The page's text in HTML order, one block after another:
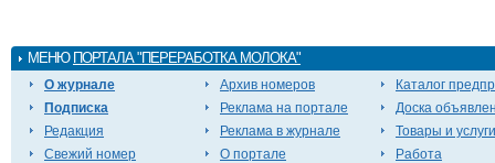
МЕНЮ ПОРТАЛА "ПЕРЕРАБОТКА МОЛОКА"
О журнале
Подписка
Редакция
Свежий номер
Архив номеров
Реклама на портале
Реклама в журнале
О портале
Каталог
Доска
Товары и услуги
Работа